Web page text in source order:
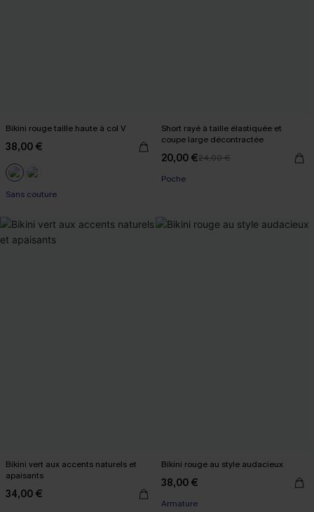
Bikini rouge taille haute à col V
38,00 €
Sans couture
Short rayé à taille élastiquée et
coupe large décontractée
20,00 €24,00 €
Poche
Bikini vert aux accents naturels et
apaisants
34,00 €
Bikini rouge au style audacieux
38,00 €
Armature